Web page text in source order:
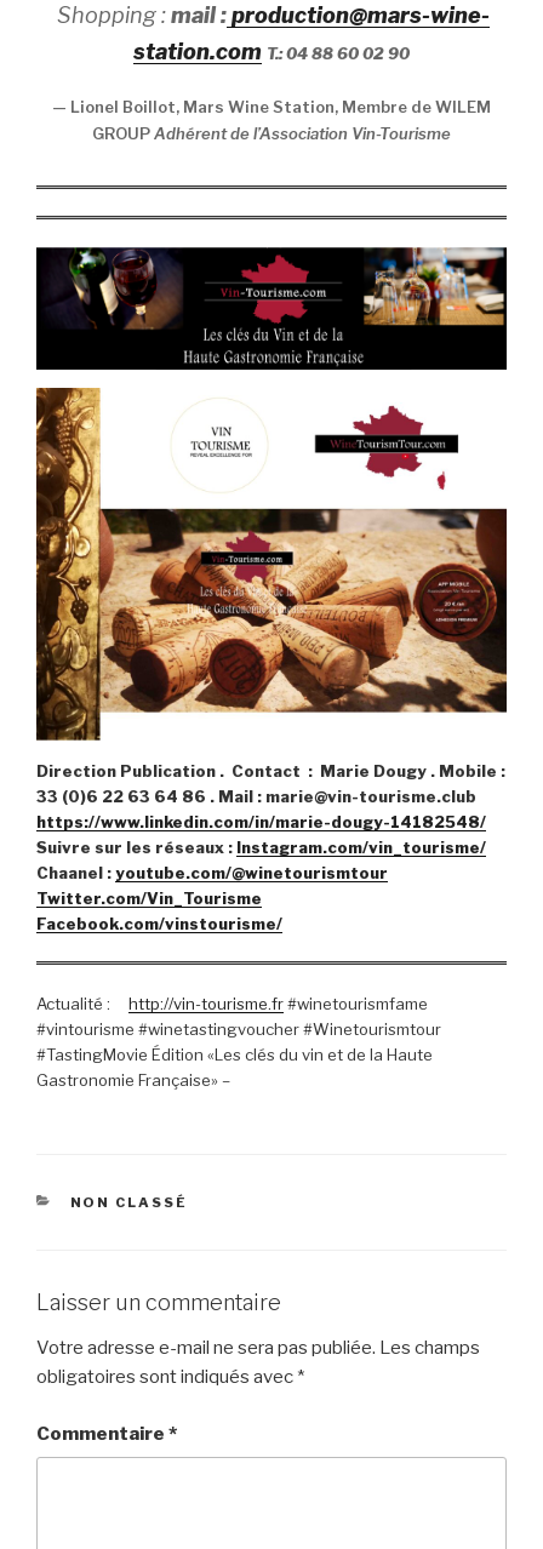
Shopping :mail :production@mars-wine-
station.com T.: 04 88 60 02 90
— Lionel Boillot, Mars Wine Station, Membre de WILEM
GROUPAdhérent de l’Association Vin-Tourisme
Direction Publication . Contact : Marie Dougy . Mobile :
33 (0)6 22 63 64 86 . Mail : marie@vin-tourisme.club
https://www.linkedin.com/in/marie-dougy-14182548/
Suivre sur les réseaux : Instagram.com/vin_tourisme/
Chaanel :youtube.com/@winetourismtour
Twitter.com/Vin_Tourisme
Facebook.com/vinstourisme/
Actualité : http://vin-tourisme.fr#winetourismfame
#vintourisme #winetastingvoucher #Winetourismtour
#TastingMovie Édition «Les clés du vin et de la Haute
Gastronomie Française» –
CATÉGORIES
NON CLASSÉ
Laisser un commentaire
Votre adresse e-mail ne sera pas publiée. Les champs
obligatoires sont indiqués avec *
Commentaire *